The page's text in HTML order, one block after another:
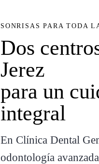
SONRISAS PARA TODA
Dos
Jerez
para un
integral
En Clínica Dental
odontología